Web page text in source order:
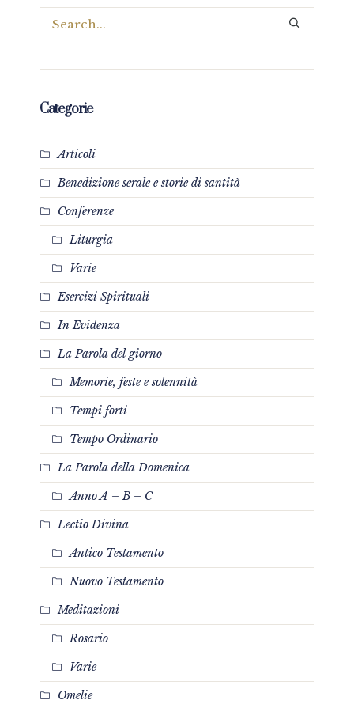
Categorie
Articoli
Benedizione serale e storie di santità
Conferenze
Liturgia
Varie
Esercizi Spirituali
In Evidenza
La Parola del giorno
Memorie, feste e solennità
Tempi forti
Tempo Ordinario
La Parola della Domenica
Anno A – B – C
Lectio Divina
Antico Testamento
Nuovo Testamento
Meditazioni
Rosario
Varie
Omelie